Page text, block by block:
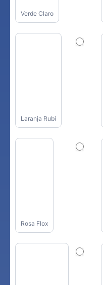
Verde Claro
Laranja Rubi
Rosa Flox